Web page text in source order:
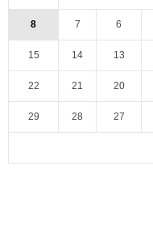
6
7
8
13
14
15
20
21
22
27
28
29